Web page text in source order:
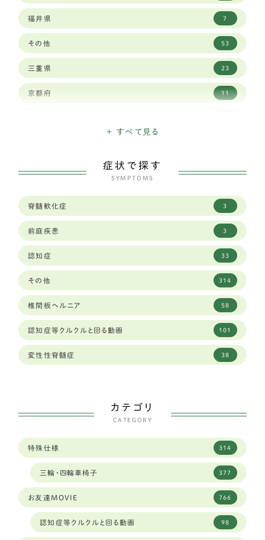
バーニーズマウンテンドッグ 6
ロットワイラー 1
ワイマラナー 3
ゴールデンレトリバー 12
バーニーズマウンテン
オールドイングリッシュシープドッグ
グレートピレニーズ 6
レオンベルガー 1
ジャーマンシェパード 8
ラブラドールレトリーバー 58
秋田犬 2
ゴールデンレトリーバー 13
バセットハウンド 3
中型犬 289
ダルメシアン 1
琉球犬ミックス 2
ワイヤーフォックステリア 6
福井県 7
その他 53
三重県 23
京都府 11
和歌山県 8
埼玉県 23
大分県 1
大阪府 34
奈良県 12
山口県 2
山形県 2
岐阜県 95
6
岩手県 3
4
広島 1
+ すべて見る
症状で探す
SYMPTOMS
脊髄軟化症 3
前庭疾患 3
認知症 33
その他 314
椎間板ヘルニア 58
認知症等クルクルと回る動画 101
変性性脊髄症 38
カテゴリ
CATEGORY
特殊仕様 314
三輪・四輪車椅子 377
お友達MOVIE 766
認知症等クルクルと回る動画 98